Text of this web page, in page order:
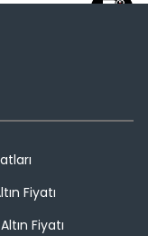
Fiyatı
Fiyatı